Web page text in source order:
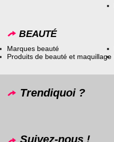
BEAUTÉ
Marques beauté
Produits de beauté et maquillage
Trendiquoi ?
Suivez-nous !